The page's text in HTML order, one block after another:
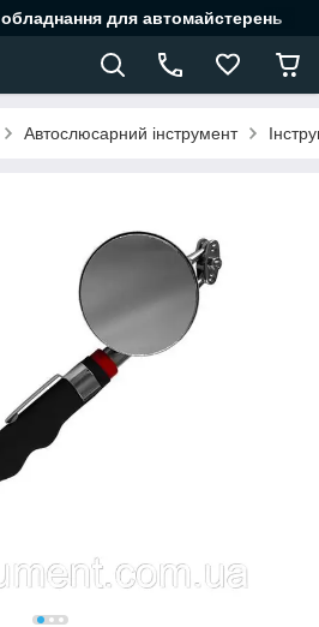
обладнання для автомайстерень
Автослюсарний інструмент